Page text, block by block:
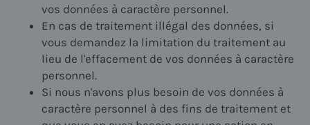
vos données à caractère personnel.
En cas de traitement illégal des données, si
vous demandez la limitation du traitement au
lieu de l'effacement de vos données à caractère
personnel.
Si nous n'avons plus besoin de vos données à
caractère personnel à des fins de traitement et